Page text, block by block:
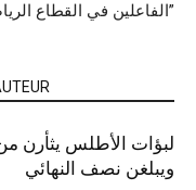
الفاعلين في القطاع الرياضي”
لبؤات الأطلس يثأرن
ويبلغن نصف النهائي